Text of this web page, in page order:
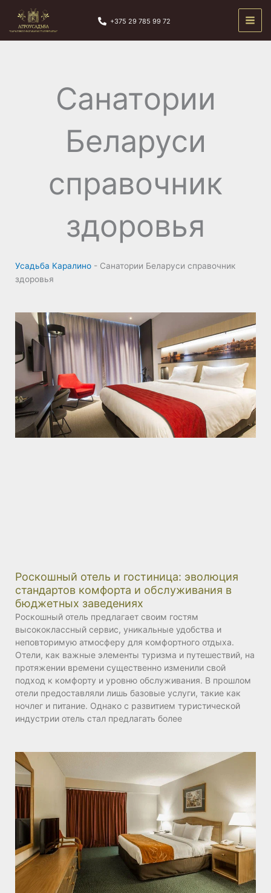
содержимому
+375 29 785 99 72
Санатории
Беларуси
справочник
здоровья
Усадьба Каралино - Санатории Беларуси справочник
здоровья
Роскошный отель и гостиница: эволюция
стандартов комфорта и обслуживания в
бюджетных заведениях
Роскошный отель предлагает своим гостям
высококлассный сервис, уникальные удобства и
неповторимую атмосферу для комфортного отдыха.
Отели, как важные элементы туризма и путешествий, на
протяжении времени существенно изменили свой
подход к комфорту и уровню обслуживания. В прошлом
отели предоставляли лишь базовые услуги, такие как
ночлег и питание. Однако с развитием туристической
индустрии отель стал предлагать более